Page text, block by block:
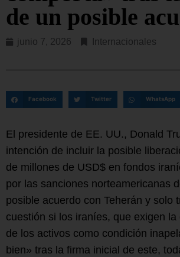
de un posible
junio 7, 2026 Internacionales
Facebook Twitter WhatsApp
El presidente de EE. UU., Donald
intención de incluir la posible
de millones de USD$ en fondos
por las sanciones norteamericanas
posible acuerdo con Teherán y solo
cuestión si los iraníes, que exigen la
de los activos como condición
bien» tras la firma inicial de este,